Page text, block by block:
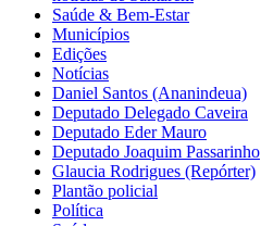
Saúde & Bem-Estar
Municípios
Edições
Notícias
Daniel Santos (Ananindeua)
Deputado Delegado Caveira
Deputado Eder Mauro
Deputado Joaquim Passarinho
Glaucia Rodrigues (Repórter)
Plantão policial
Política